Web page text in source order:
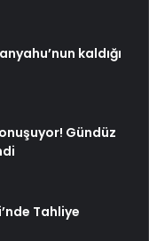
kaldığı
Gündüz
Tahliye